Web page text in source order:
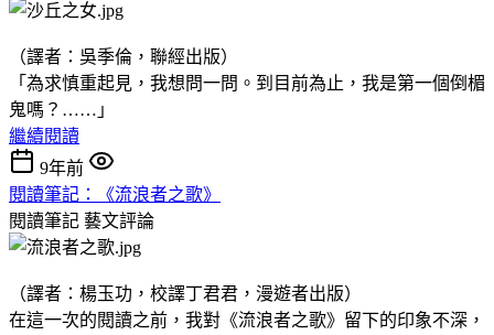
（譯者：吳季倫，聯經出版）
「為求慎重起見，我想問一問。到目前為止，我是第一個倒楣
鬼嗎？……」
繼續閱讀
9年前
閱讀筆記：《流浪者之歌》
閱讀筆記 藝文評論
（譯者：楊玉功，校譯丁君君，漫遊者出版）
在這一次的閱讀之前，我對《流浪者之歌》留下的印象不深，